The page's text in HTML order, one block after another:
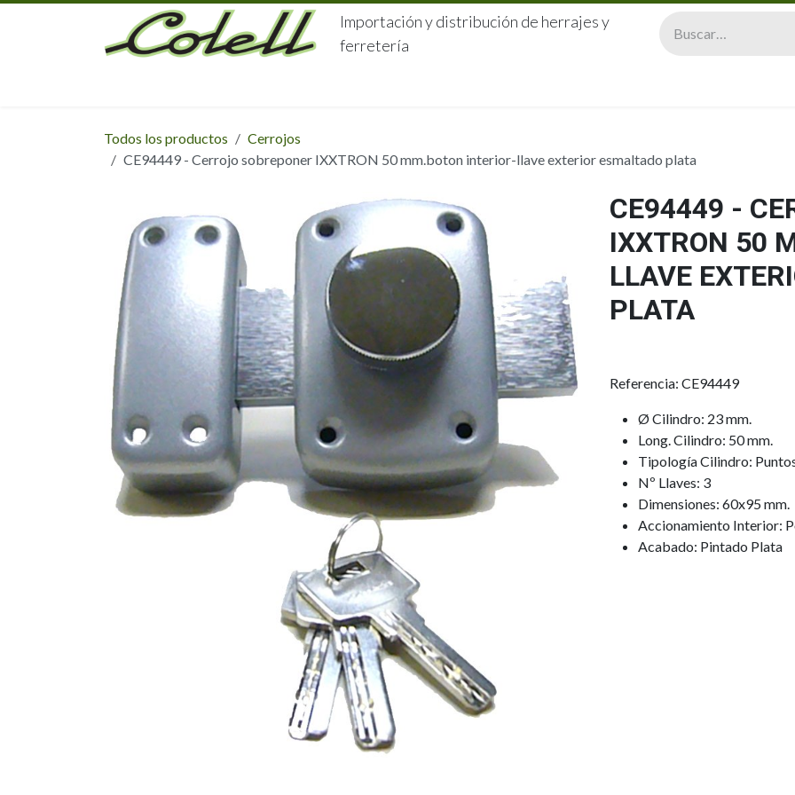
Ir al contenido
Importación y distribución de herrajes y
ferretería
Todos los productos
Cerrojos
CE94449 - Cerrojo sobreponer IXXTRON 50 mm.boton interior-llave exterior esmaltado plata
CE94449 -
IXXTRON 50
LLAVE
PLATA
Referencia: CE94449
Ø Cilindro: 23 mm.
Long. Cilindro: 50 mm.
Tipología Cilindro:
Nº Llaves: 3
Dimensiones: 60x95 mm.
Accionamiento Interior:
Acabado: Pintado Plata